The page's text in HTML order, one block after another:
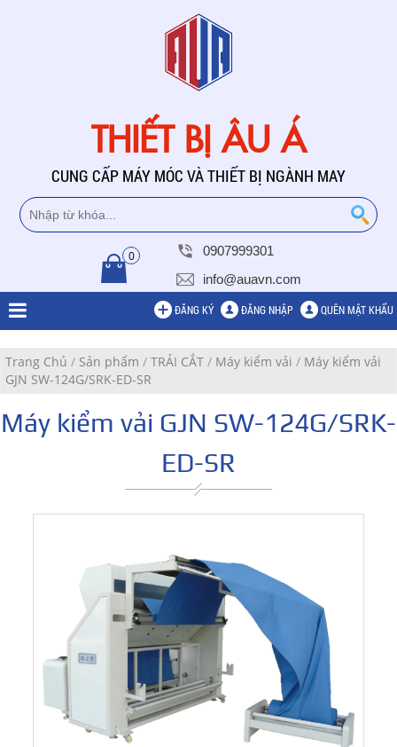
THIẾT BỊ ÂU Á
CUNG CẤP MÁY MÓC VÀ THIẾT BỊ NGÀNH MAY
0
0907999301
info@auavn.com
ĐĂNG KÝ ĐĂNG NHẬP QUÊN MẬT KHẨU
Trang Chủ / Sản phẩm / TRẢI CẮT / Máy kiểm vải / Máy kiểm vải
GJN SW-124G/SRK-ED-SR
Máy kiểm vải GJN SW-124G/SRK-
ED-SR